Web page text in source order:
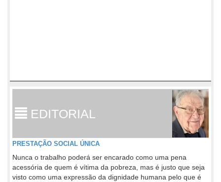
EDITORIAL
PRESTAÇÃO SOCIAL ÚNICA
Nunca o trabalho poderá ser encarado como uma pena
acessória de quem é vítima da pobreza, mas é justo que seja
visto como uma expressão da dignidade humana pelo que é